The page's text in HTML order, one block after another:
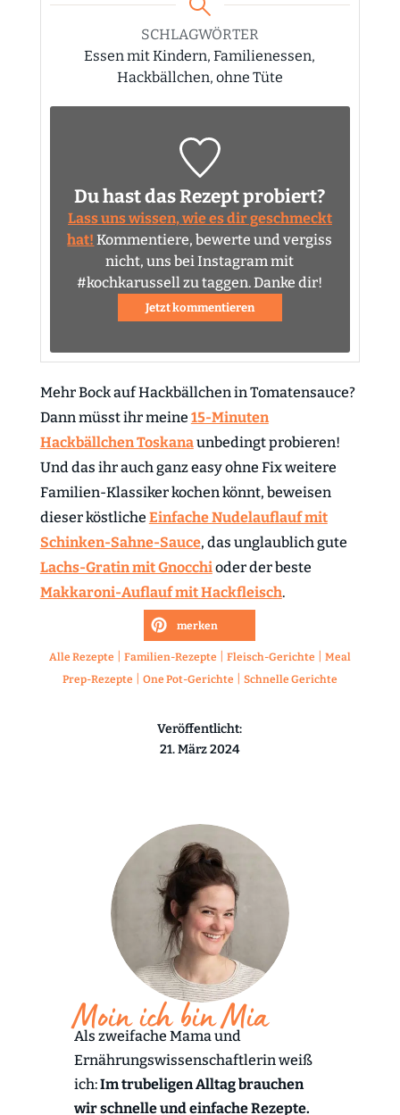
SCHLAGWÖRTER
Essen mit Kindern, Familienessen,
Hackbällchen, ohne Tüte
Du hast das Rezept probiert?
Lass uns wissen, wie es dir geschmeckt
hat! Kommentiere, bewerte und vergiss
nicht, uns bei Instagram mit
#kochkarussell zu taggen. Danke dir!
Jetzt kommentieren
Mehr Bock auf Hackbällchen in Tomatensauce?
Dann müsst ihr meine 15-Minuten
Hackbällchen Toskanaunbedingt probieren!
Und das ihr auch ganz easy ohne Fix weitere
Familien-Klassiker kochen könnt, beweisen
dieser köstliche Einfache Nudelauflauf mit
Schinken-Sahne-Sauce, das unglaublich gute
Lachs-Gratin mit Gnocchioder der beste
Makkaroni-Auflauf mit Hackfleisch.
merken
Alle Rezepte Familien-Rezepte Fleisch-Gerichte
Meal
Prep-Rezepte
One Pot-Gerichte Schnelle Gerichte
Veröffentlicht:
21. März 2024
Moin ich bin Mia
Als zweifache Mama und
Ernährungswissenschaftlerin weiß
ich:Im trubeligen Alltag brauchen
wir schnelle und einfache Rezepte.